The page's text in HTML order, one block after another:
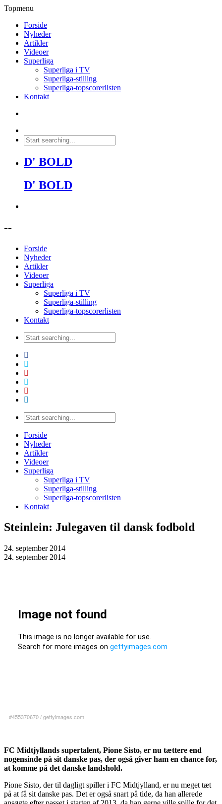
Topmenu
Forside
Nyheder
Artikler
Videoer
Superliga
Superliga i TV
Superliga-stilling
Superliga-topscorerlisten
Kontakt
D' BOLD
D' BOLD
--
Forside
Nyheder
Artikler
Videoer
Superliga
Superliga i TV
Superliga-stilling
Superliga-topscorerlisten
Kontakt
Forside
Nyheder
Artikler
Videoer
Superliga
Superliga i TV
Superliga-stilling
Superliga-topscorerlisten
Kontakt
Steinlein: Julegaven til dansk fodbold
24. september 2014
24. september 2014
#455370670/gettyimages.com
FC Midtjyllands supertalent, Pione Sisto, er nu tættere end
nogensinde på sit danske pas, der også giver ham en chance for,
at komme på det danske landshold.
Pione Sisto, der til dagligt spiller i FC Midtjylland, er nu meget tæt
på at få sit danske pas. Det er også snart på tide, da han allerede